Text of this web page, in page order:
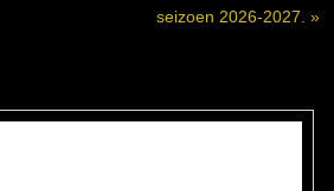
seizoen 2026-2027. »